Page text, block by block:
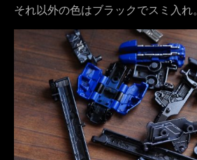
それ以外の色はブラックでスミ入れ。